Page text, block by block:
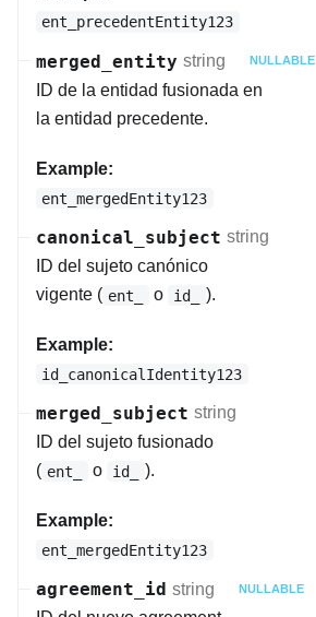
ent_precedentEntity123
merged_entity string NULLABLE
ID de la entidad fusionada en
la entidad precedente.
Example:
ent_mergedEntity123
canonical_subject string
ID del sujeto canónico
vigente ( ent_ o id_ ).
Example:
id_canonicalIdentity123
merged_subject string
ID del sujeto fusionado
( ent_ o id_ ).
Example:
ent_mergedEntity123
agreement_id string NULLABLE